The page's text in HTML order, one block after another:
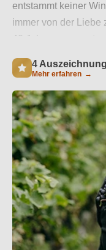
entstammt keiner
immer von der Liebe
40 Jahren zum
Weingut Oliver Zeter
französischen
Weine der
sprühen.Weiterlesen
4
Mehr erfahren →